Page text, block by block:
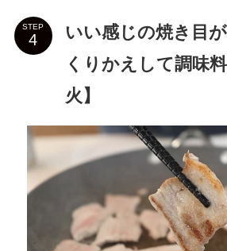
STEP
いい感じの焼き目
くりかえして調味
火】